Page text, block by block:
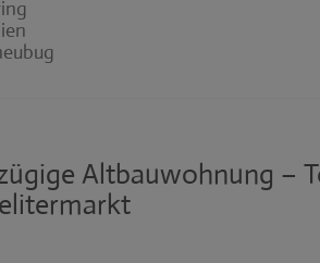
Altbauwohnung –